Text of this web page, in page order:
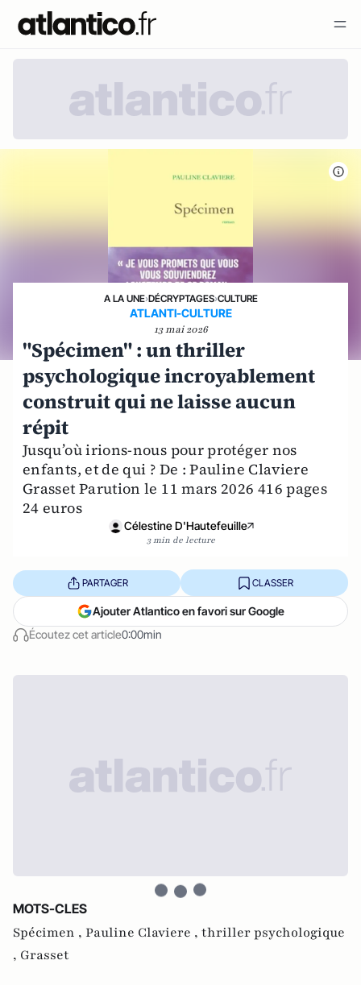
A LA UNE›DÉCRYPTAGES›CULTURE
ATLANTI-CULTURE
13 mai 2026
"Spécimen" : un thriller
psychologique incroyablement
construit qui ne laisse aucun
répit
Jusqu’où irions-nous pour protéger nos
enfants, et de qui ? De : Pauline Claviere
Grasset Parution le 11 mars 2026 416 pages
24 euros
Célestine D'Hautefeuille
3 min de lecture
Écoutez cet article0:00min
PARTAGER CLASSER
Ajouter Atlantico en favori sur Google
MOTS-CLES
Spécimen , Pauline Claviere , thriller psychologique
, Grasset